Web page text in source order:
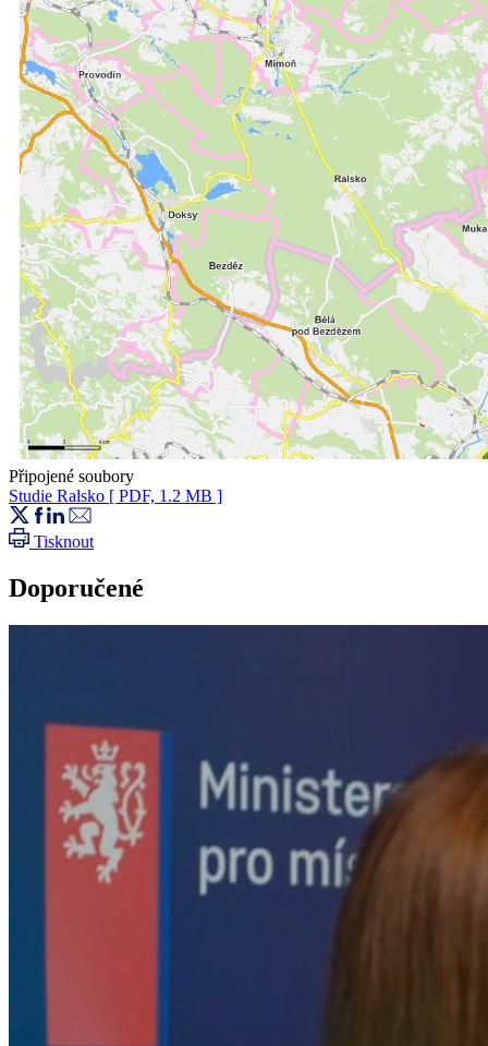
Připojené soubory
Studie Ralsko [ PDF, 1.2 MB ]
Tisknout
Doporučené